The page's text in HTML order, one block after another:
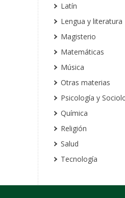
Latín
Lengua y literatura
Magisterio
Matemáticas
Música
Otras materias
Psicología y
Química
Religión
Salud
Tecnología